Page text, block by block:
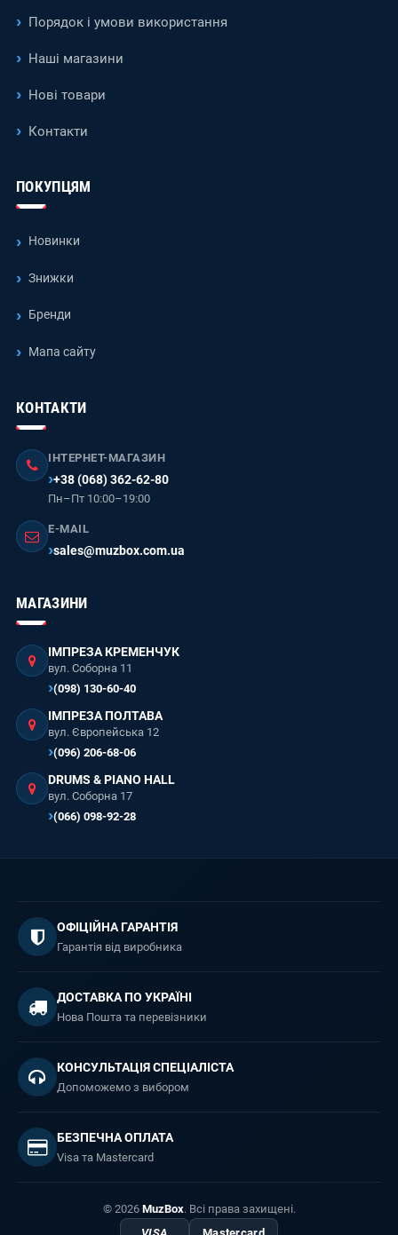
Порядок і умови використання
Наші магазини
Нові товари
Контакти
ПОКУПЦЯМ
Новинки
Знижки
Бренди
Мапа сайту
КОНТАКТИ
ІНТЕРНЕТ-МАГАЗИН
+38 (068) 362-62-80
Пн–Пт 10:00–19:00
E-MAIL
sales@muzbox.com.ua
МАГАЗИНИ
ІМПРЕЗА КРЕМЕНЧУК
вул. Соборна 11
(098) 130-60-40
ІМПРЕЗА ПОЛТАВА
вул. Європейська 12
(096) 206-68-06
DRUMS & PIANO HALL
вул. Соборна 17
(066) 098-92-28
ОФІЦІЙНА ГАРАНТІЯ
Гарантія від виробника
ДОСТАВКА ПО УКРАЇНІ
Нова Пошта та перевізники
КОНСУЛЬТАЦІЯ СПЕЦІАЛІСТА
Допоможемо з вибором
БЕЗПЕЧНА ОПЛАТА
Visa та Mastercard
© 2026 MuzBox. Всі права захищені.